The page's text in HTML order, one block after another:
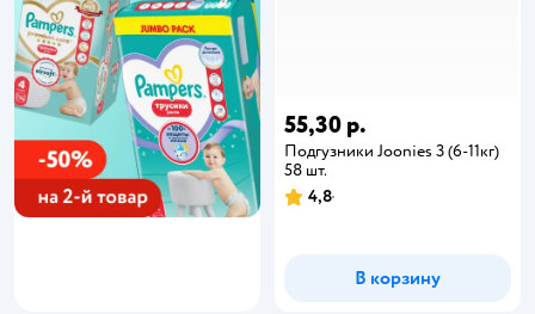
55,30 р.
Подгузники Joonies 3 (6-11кг)
58 шт.
4,8
В корзину